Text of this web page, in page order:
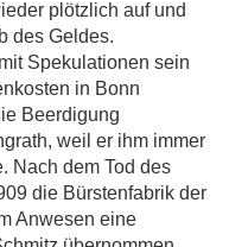
plötzlich auf und
des Geldes.
Spekulationen sein
in Bonn
Beerdigung
weil er ihm immer
Nach dem Tod des
die Bürstenfabrik der
Anwesen eine